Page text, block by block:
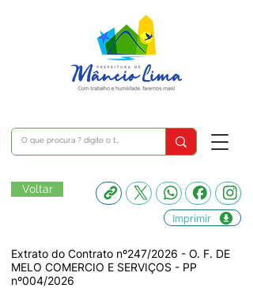
Voltar
Imprimir
Extrato do Contrato nº247/2026 - O. F. DE
MELO COMERCIO E SERVIÇOS - PP
nº004/2026